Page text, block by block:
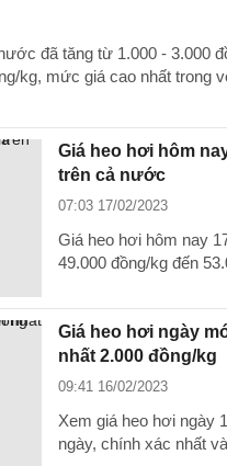
đã tăng từ 1.000 - 3.000
kg, mức giá cao nhất trong
Giá heo hơi hôm
trên cả nước
07:03 17/02/2023
Giá heo hơi hôm nay
49.000 đồng/kg đến
Giá heo hơi ngày
nhất 2.000 đồng/kg
09:41 16/02/2023
Xem giá heo hơi ngày
ngày, chính xác nhất